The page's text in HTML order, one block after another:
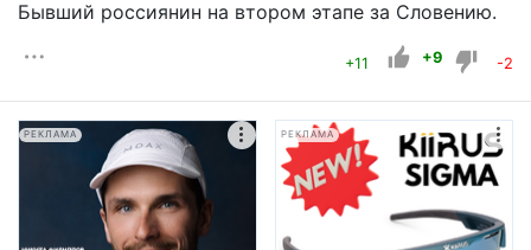
Бывший россиянин на втором этапе за Словению.
+11 +9 -2
РЕКЛАМА РЕКЛАМА